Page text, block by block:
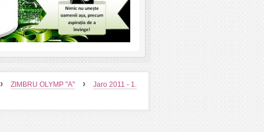
› ZIMBRU OLYMP "A" › Jaro 2011 - 1.